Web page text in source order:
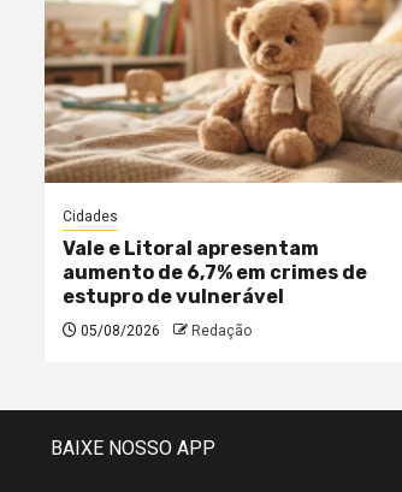
Cidades
Vale e Litoral apresentam
aumento de 6,7% em crimes de
estupro de vulnerável
05/08/2026 Redação
BAIXE NOSSO APP